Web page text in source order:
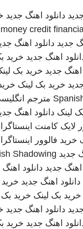
دانلود اهنگ جدید
credit
جدید دانلود اهنگ
اهنگ جدید خرید
اهنگ جدید خرید بک
خرید بک لینک
مترجم
لینک دانلود اهنگ
لایک کامنت
خرید فالوور
جدید Shadowing
اهنگ جدید دانلود
دانلود اهنگ جدید
خرید بک لینک خرید بک
دانلود اهنگ جدید
اهنگ جدید خرید